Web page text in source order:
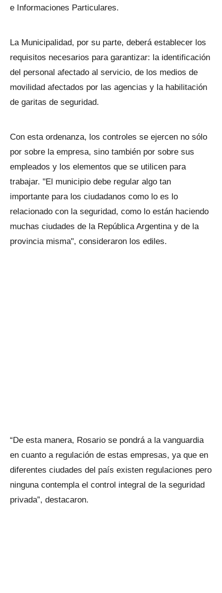
e Informaciones Particulares.
La Municipalidad, por su parte, deberá establecer los
requisitos necesarios para garantizar: la identificación
del personal afectado al servicio, de los medios de
movilidad afectados por las agencias y la habilitación
de garitas de seguridad.
Con esta ordenanza, los controles se ejercen no sólo
por sobre la empresa, sino también por sobre sus
empleados y los elementos que se utilicen para
trabajar. "El municipio debe regular algo tan
importante para los ciudadanos como lo es lo
relacionado con la seguridad, como lo están haciendo
muchas ciudades de la República Argentina y de la
provincia misma", consideraron los ediles.
“De esta manera, Rosario se pondrá a la vanguardia
en cuanto a regulación de estas empresas, ya que en
diferentes ciudades del país existen regulaciones pero
ninguna contempla el control integral de la seguridad
privada”, destacaron.